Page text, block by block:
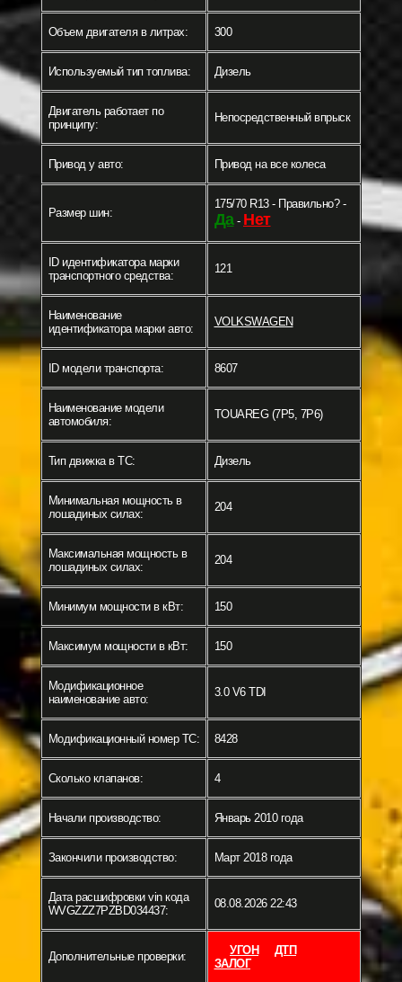
Объем двигателя в литрах: 300
Используемый тип топлива: Дизель
Двигатель работает по
принципу:
Непосредственный впрыск
Привод у авто: Привод на все колеса
Размер шин:
175/70 R13 - Правильно? -
Да- Нет
ID идентификатора марки
транспортного средства:
121
Наименование
идентификатора марки авто:
VOLKSWAGEN
ID модели транспорта: 8607
Наименование модели
автомобиля:
TOUAREG (7P5, 7P6)
Тип движка в ТС: Дизель
Минимальная мощность в
лошадиных силах:
204
Максимальная мощность в
лошадиных силах:
204
Минимум мощности в кВт: 150
Максимум мощности в кВт: 150
Модификационное
наименование авто:
3.0 V6 TDI
Модификационный номер ТС: 8428
Сколько клапанов: 4
Начали производство: Январь 2010 года
Закончили производство: Март 2018 года
Дата расшифровки vin кода
WVGZZZ7PZBD034437:
08.08.2026 22:43
Дополнительные проверки: УГОН
ДТП
ЗАЛОГ